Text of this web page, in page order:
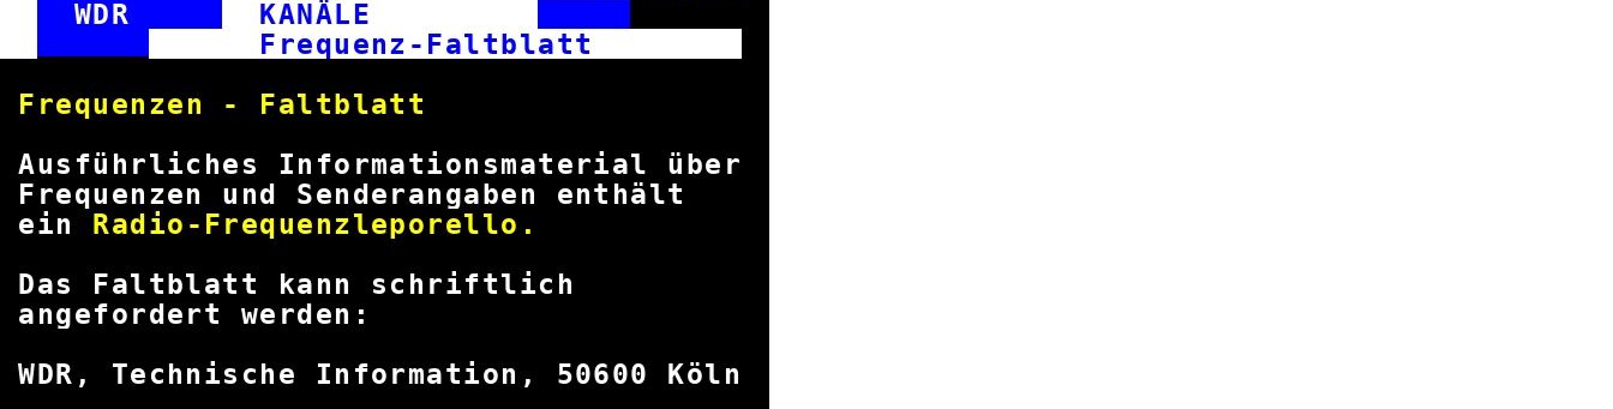
WDR
KANÄLE
Frequenz-Faltblatt
Frequenzen - Faltblatt
Ausführliches Informationsmaterial über
Frequenzen und Senderangaben enthält
ein Radio-Frequenzleporello.
Das Faltblatt kann schriftlich
angefordert werden:
WDR, Technische Information, 50600 Köln